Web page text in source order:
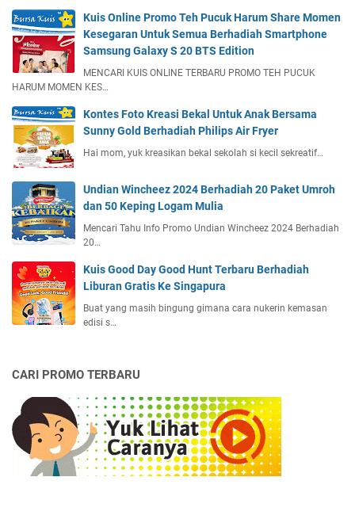
Kuis Online Promo Teh Pucuk Harum Share Momen
Kesegaran Untuk Semua Berhadiah Smartphone
Samsung Galaxy S 20 BTS Edition
MENCARI KUIS ONLINE TERBARU PROMO TEH PUCUK
HARUM MOMEN KES…
Kontes Foto Kreasi Bekal Untuk Anak Bersama
Sunny Gold Berhadiah Philips Air Fryer
Hai mom, yuk kreasikan bekal sekolah si kecil sekreatif…
Undian Wincheez 2024 Berhadiah 20 Paket Umroh
dan 50 Keping Logam Mulia
Mencari Tahu Info Promo Undian Wincheez 2024 Berhadiah
20…
Kuis Good Day Good Hunt Terbaru Berhadiah
Liburan Gratis Ke Singapura
Buat yang masih bingung gimana cara nukerin kemasan
edisi s…
CARI PROMO TERBARU